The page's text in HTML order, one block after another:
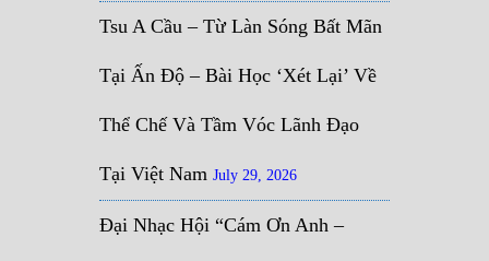
Tsu A Cầu – Từ Làn Sóng Bất Mãn
Tại Ấn Độ – Bài Học ‘Xét Lại’ Về
Thể Chế Và Tầm Vóc Lãnh Đạo
Tại Việt Nam July 29, 2026
Đại Nhạc Hội “Cám Ơn Anh –